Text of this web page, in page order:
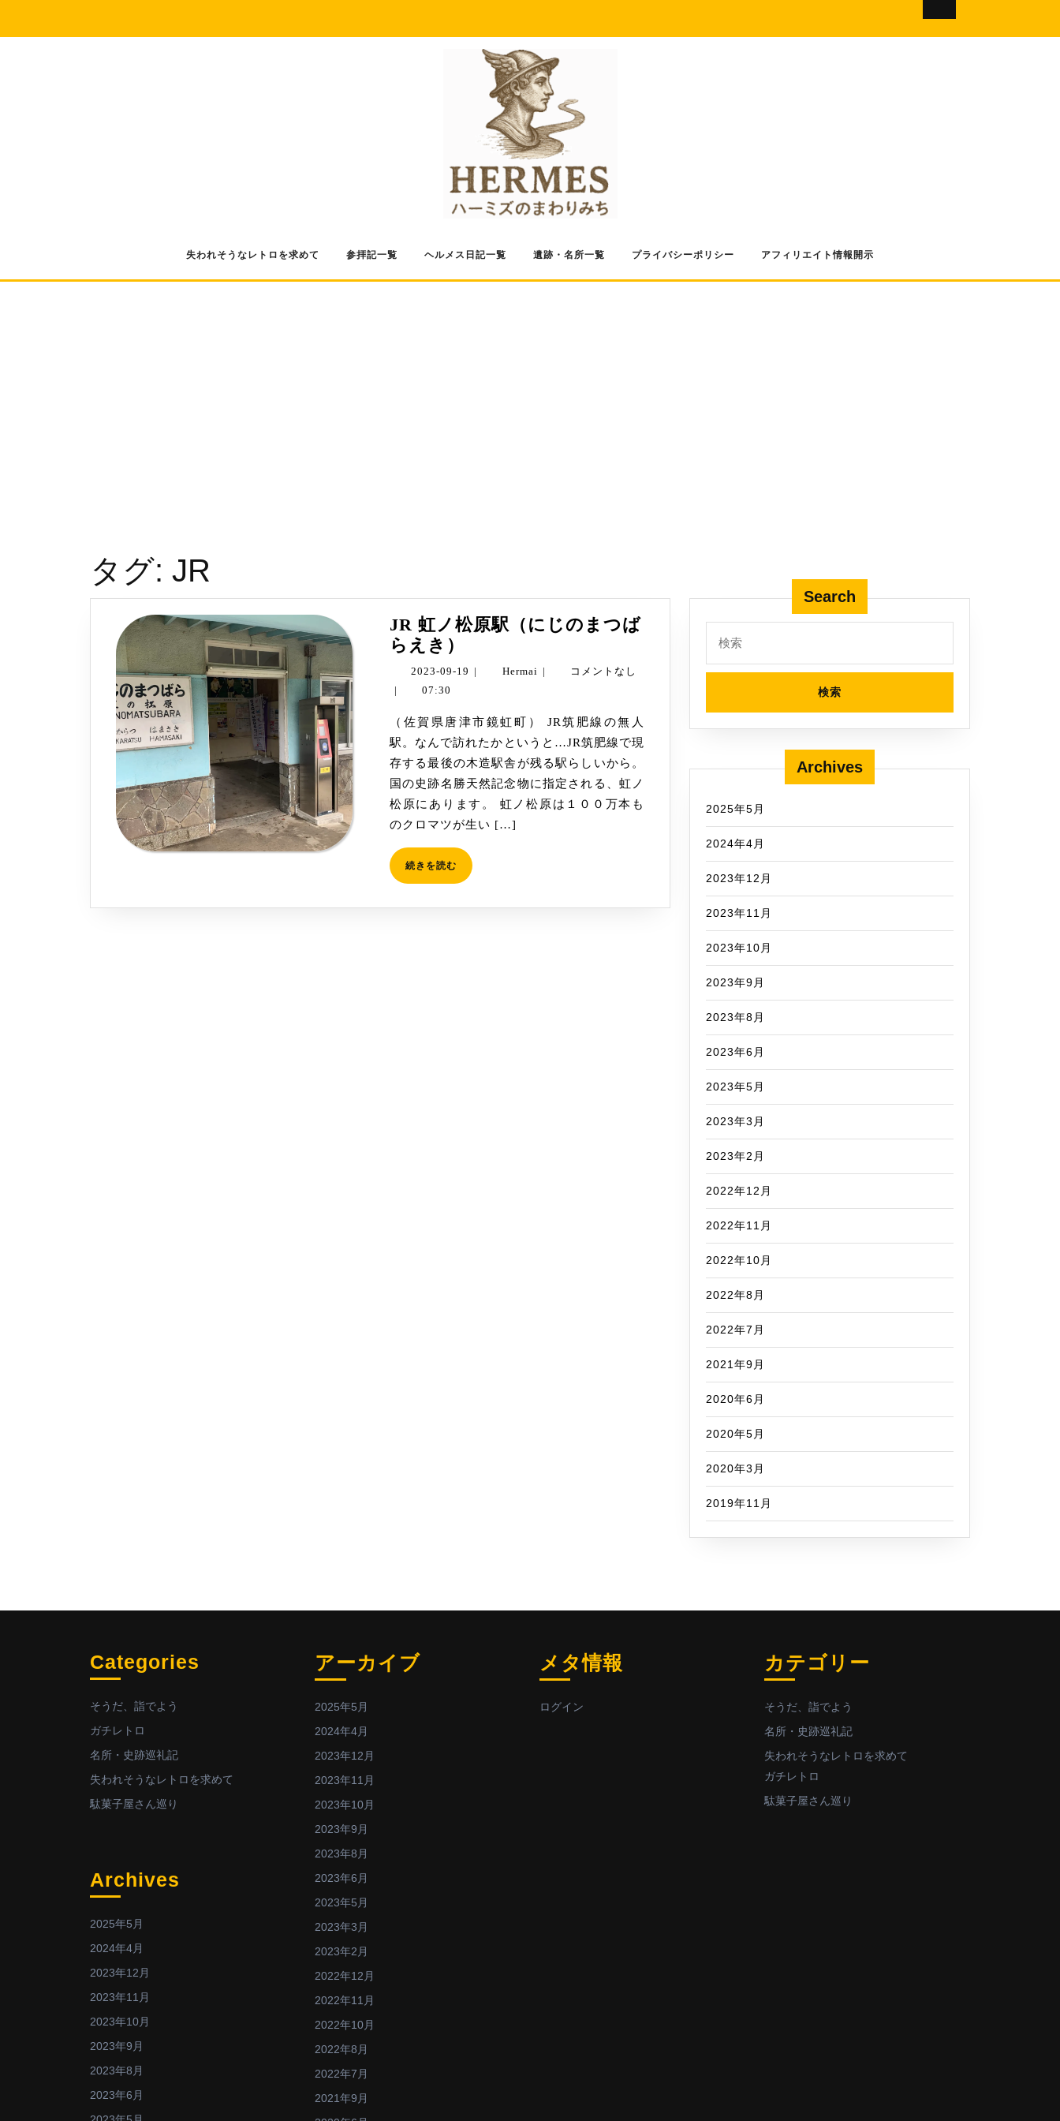
テ
失われそうなレトロを求めて 参拝記一覧 ヘルメス日記一覧 遺跡・名所一覧 プライバシーポリシー アフィリエイト情報開示
タグ: JR
JR 虹ノ松原駅（にじのまつば
らえき）
虹
原
駅
（に
じ
の
ま
つ
ば
え
2023-09-19 2023-
| Hermai Hermai
|
コメントなし
|
07:30
（佐賀県唐津市鏡虹町） JR筑肥線の無人
駅。なんで訪れたかというと…JR筑肥線で現
存する最後の木造駅舎が残る駅らしいから。
国の史跡名勝天然記念物に指定される、虹ノ
松原にあります。 虹ノ松原は１００万本も
のクロマツが生い […]
続きを読む
き
読
Search
索:
Archives
2025年5月
2024年4月
2023年12月
2023年11月
2023年10月
2023年9月
2023年8月
2023年6月
2023年5月
2023年3月
2023年2月
2022年12月
2022年11月
2022年10月
2022年8月
2022年7月
2021年9月
2020年6月
2020年5月
2020年3月
2019年11月
Categories
そうだ、詣でよう
ガチレトロ
名所・史跡巡礼記
失われそうなレトロを求めて
駄菓子屋さん巡り
Archives
2025年5月
2024年4月
2023年12月
2023年11月
2023年10月
2023年9月
2023年8月
2023年6月
アーカイブ
2025年5月
2024年4月
2023年12月
2023年11月
2023年10月
2023年9月
2023年8月
2023年6月
2023年5月
2023年3月
2023年2月
2022年12月
2022年11月
2022年10月
2022年8月
2022年7月
2021年9月
メタ情報
ログイン
カテゴリー
そうだ、詣でよう
名所・史跡巡礼記
失われそうなレトロを求めて
ガチレトロ
駄菓子屋さん巡り